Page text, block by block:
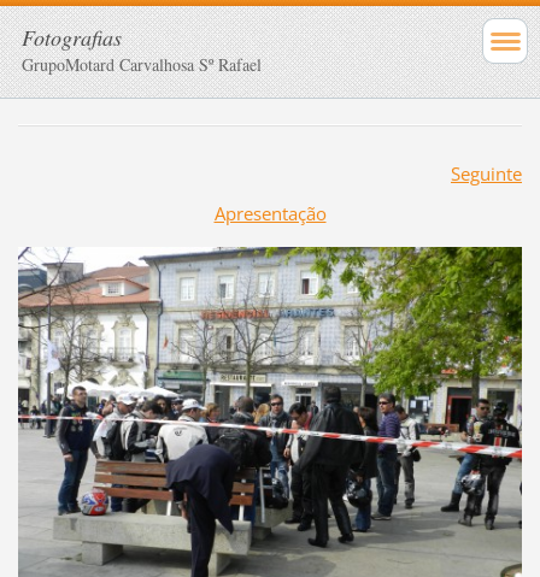
Fotografias
GrupoMotard Carvalhosa Sº Rafael
Seguinte
Apresentação